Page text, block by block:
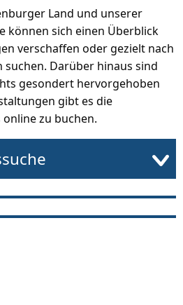
Land und unserer
können sich einen Überblick
verschaffen oder gezielt nach
Darüber hinaus sind
gesondert hervorgehoben
gibt es die
zu buchen.